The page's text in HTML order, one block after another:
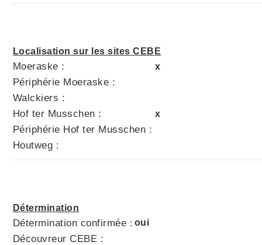
Localisation sur les sites CEBE
Moeraske : x
Périphérie Moeraske :
Walckiers :
Hof ter Musschen :
x
Périphérie Hof ter Musschen :
Houtweg :
Détermination
Détermination confirmée : oui
Découvreur CEBE :